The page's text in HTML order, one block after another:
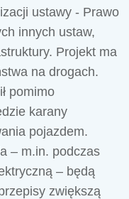
ustawy - Prawo
innych ustaw,
Projekt ma
na drogach.
pomimo
karany
pojazdem.
– m.in. podczas
– będą
zwiększą